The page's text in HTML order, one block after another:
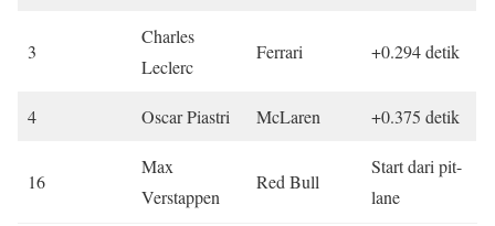
3
Charles
Leclerc
Ferrari +0.294 detik
4 Oscar Piastri McLaren +0.375 detik
16
Max
Verstappen
Red Bull
Start dari pit-
lane